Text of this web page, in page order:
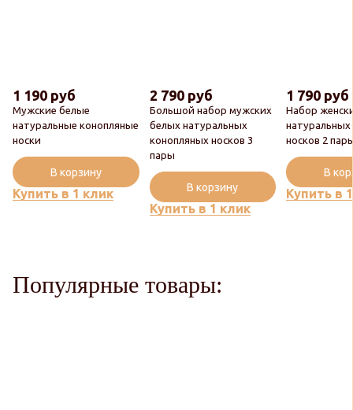
Мужские белые
натуральные конопляные
носки
1 190 руб
Купить в 1 клик
В корзину
Большой набор мужских
белых натуральных
конопляных носков 3
пары
2 790 руб
Купить в 1 клик
В корзину
Набор
носков 2
1 790 руб
Купить в
В
Популярные товары: